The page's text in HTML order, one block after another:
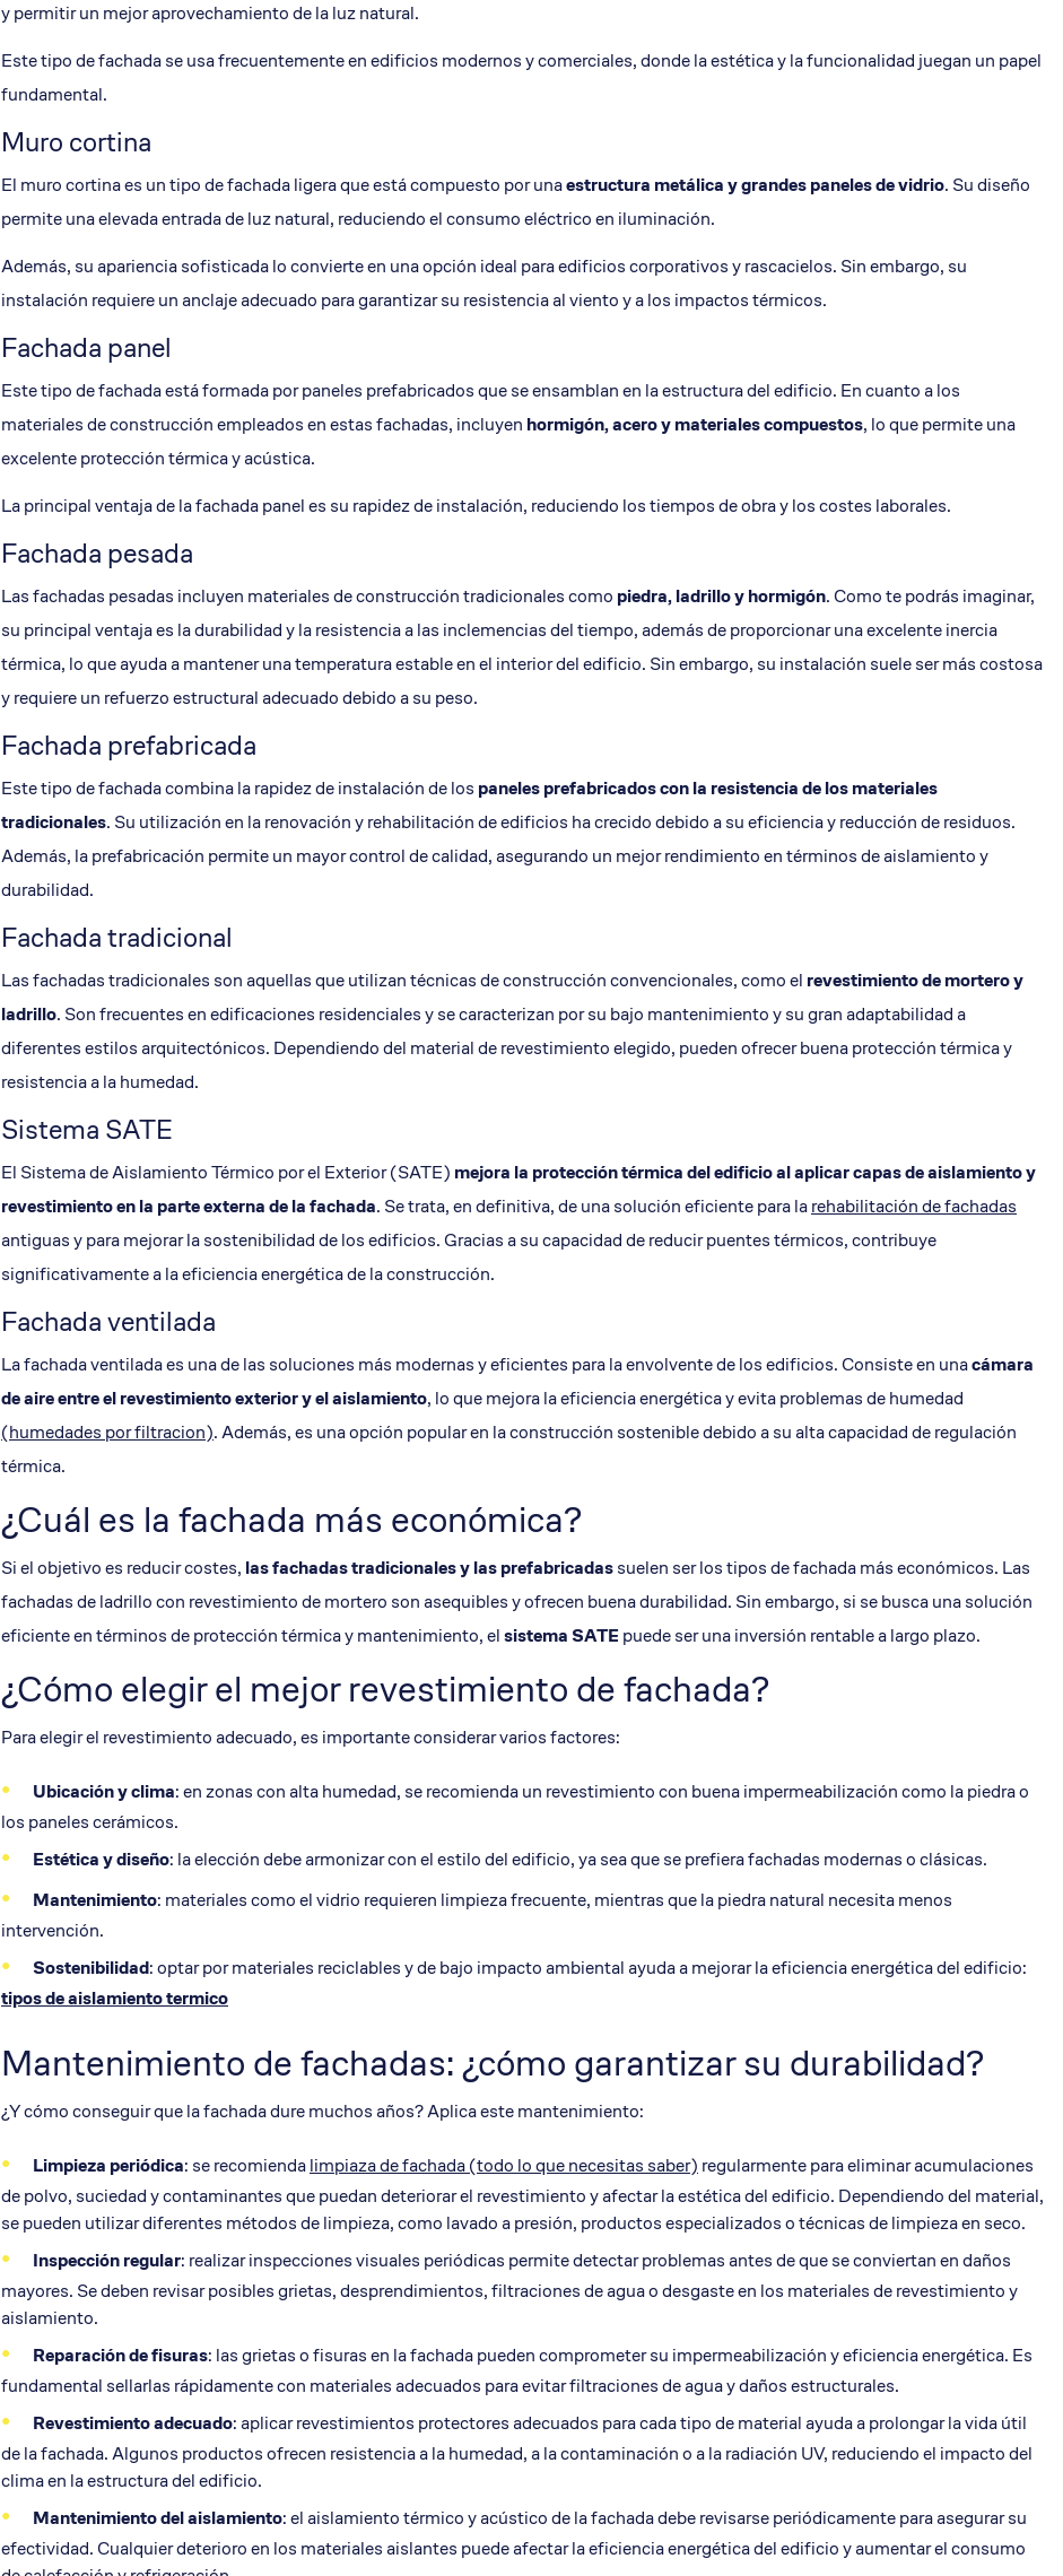
y permitir un mejor aprovechamiento de la luz natural.
Este tipo de fachada se usa frecuentemente en edificios modernos y comerciales, donde la estética y la funcionalidad juegan un papel
fundamental.
Muro cortina
El muro cortina es un tipo de fachada ligera que está compuesto por unaestructura metálica y grandes paneles de vidrio. Su diseño
permite una elevada entrada de luz natural, reduciendo el consumo eléctrico en iluminación.
Además, su apariencia sofisticada lo convierte en una opción ideal para edificios corporativos y rascacielos. Sin embargo, su
instalación requiere un anclaje adecuado para garantizar su resistencia al viento y a los impactos térmicos.
Fachada panel
Este tipo de fachada está formada por paneles prefabricados que se ensamblan en la estructura del edificio. En cuanto a los
materiales de construcción empleados en estas fachadas, incluyen hormigón, acero y materiales compuestos, lo que permite una
excelente protección térmica y acústica.
La principal ventaja de la fachada panel es su rapidez de instalación, reduciendo los tiempos de obra y los costes laborales.
Fachada pesada
Las fachadas pesadas incluyen materiales de construcción tradicionales como piedra, ladrillo y hormigón. Como te podrás imaginar,
su principal ventaja es la durabilidad y la resistencia a las inclemencias del tiempo, además de proporcionar una excelente inercia
térmica, lo que ayuda a mantener una temperatura estable en el interior del edificio. Sin embargo, su instalación suele ser más costosa
y requiere un refuerzo estructural adecuado debido a su peso.
Fachada prefabricada
Este tipo de fachada combina la rapidez de instalación de los paneles prefabricados con la resistencia de los materiales
tradicionales. Su utilización en la renovación y rehabilitación de edificios ha crecido debido a su eficiencia y reducción de residuos.
Además, la prefabricación permite un mayor control de calidad, asegurando un mejor rendimiento en términos de aislamiento y
durabilidad.
Fachada tradicional
Las fachadas tradicionales son aquellas que utilizan técnicas de construcción convencionales, como el revestimientode mortero y
ladrillo. Son frecuentes en edificaciones residenciales y se caracterizan por su bajo mantenimiento y su gran adaptabilidad a
diferentes estilos arquitectónicos. Dependiendo del material de revestimiento elegido, pueden ofrecer buena protección térmica y
resistencia a la humedad.
Sistema SATE
El Sistema de Aislamiento Térmico por el Exterior (SATE) mejora la protección térmicadel edificio al aplicar capas deaislamientoy
revestimientoen la parte externa de la fachada. Se trata, en definitiva, de una solución eficiente para larehabilitación de fachadas
antiguas y para mejorar la sostenibilidad de los edificios. Gracias a su capacidad de reducir puentes térmicos, contribuye
significativamente a la eficiencia energética de la construcción.
Fachada ventilada
La fachada ventilada es una de las soluciones más modernas y eficientes para la envolvente de los edificios. Consiste en unacámara
de aire entre el revestimiento exterior y el aislamiento, lo que mejora la eficiencia energética y evita problemas de humedad
(humedades por filtracion). Además, es una opción popular en la construcción sostenible debido a su alta capacidad de regulación
térmica.
¿Cuál es la fachada más económica?
Si el objetivo es reducir costes, las fachadas tradicionales y las prefabricadassuelen ser los tipos de fachada más económicos. Las
fachadas de ladrillo con revestimiento de mortero son asequibles y ofrecen buena durabilidad. Sin embargo, si se busca una solución
eficiente en términos de protección térmica y mantenimiento, elsistema SATE puede ser una inversión rentable a largo plazo.
¿Cómo elegir el mejor revestimiento de fachada?
Para elegir el revestimiento adecuado, es importante considerar varios factores:
Ubicación y clima: en zonas con alta humedad, se recomienda un revestimiento con buena impermeabilización como la piedra o
los paneles cerámicos.
Estéticay diseño: la elección debe armonizar con el estilo del edificio, ya sea que se prefiera fachadas modernas o clásicas.
Mantenimiento: materiales como el vidrio requieren limpieza frecuente, mientras que la piedra natural necesita menos
intervención.
Sostenibilidad: optar por materiales reciclables y de bajo impacto ambiental ayuda a mejorar la eficiencia energética del edificio:
tipos de aislamiento termico
Mantenimiento de fachadas: ¿cómo garantizar su durabilidad?
¿Y cómo conseguir que la fachada dure muchos años? Aplica este mantenimiento:
Limpieza periódica: se recomiendalimpiaza de fachada (todo lo que necesitas saber) regularmente para eliminar acumulaciones
de polvo, suciedad y contaminantes que puedan deteriorar el revestimiento y afectar la estética del edificio. Dependiendo del material,
se pueden utilizar diferentes métodos de limpieza, como lavado a presión, productos especializados o técnicas de limpieza en seco.
Inspección regular: realizar inspecciones visuales periódicas permite detectar problemas antes de que se conviertan en daños
mayores. Se deben revisar posibles grietas, desprendimientos, filtraciones de agua o desgaste en los materiales de revestimiento y
aislamiento.
Reparación de fisuras: las grietas o fisuras en la fachada pueden comprometer su impermeabilización y eficiencia energética. Es
fundamental sellarlas rápidamente con materiales adecuados para evitar filtraciones de agua y daños estructurales.
Revestimiento adecuado: aplicar revestimientos protectores adecuados para cada tipo de material ayuda a prolongar la vida útil
de la fachada. Algunos productos ofrecen resistencia a la humedad, a la contaminación o a la radiación UV, reduciendo el impacto del
clima en la estructura del edificio.
Mantenimiento delaislamiento: el aislamiento térmico y acústico de la fachada debe revisarse periódicamente para asegurar su
efectividad. Cualquier deterioro en los materiales aislantes puede afectar la eficiencia energética del edificio y aumentar el consumo